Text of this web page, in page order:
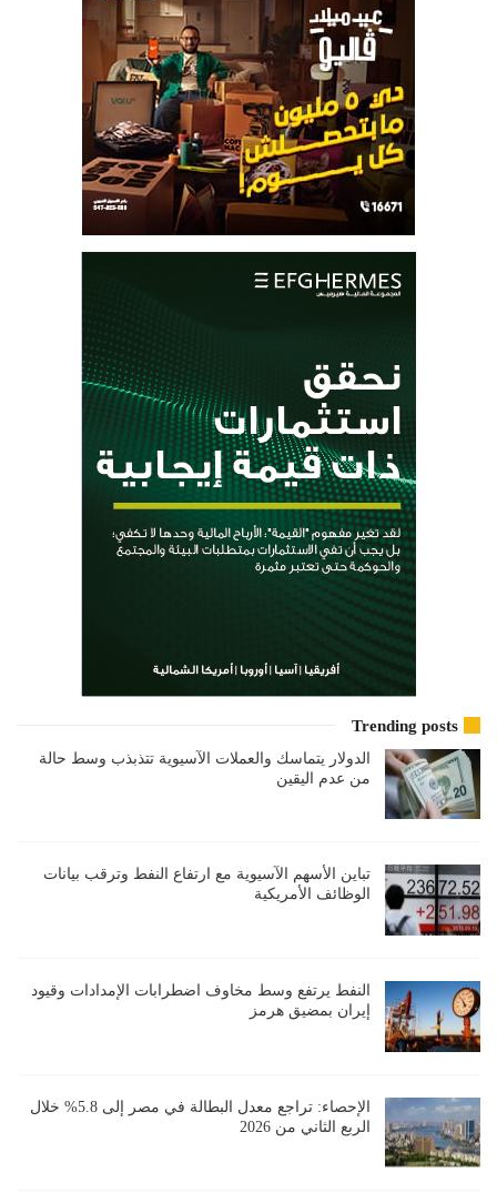
Trending posts
الدولار يتماسك والعملات الآسيوية تتذبذب وسط حالة
من عدم اليقين
تباين الأسهم الآسيوية مع ارتفاع النفط وترقب بيانات
الوظائف الأمريكية
النفط يرتفع وسط مخاوف اضطرابات الإمدادات وقيود
إيران بمضيق هرمز
الإحصاء: تراجع معدل البطالة في مصر إلى 5.8% خلال
الربع الثاني من 2026